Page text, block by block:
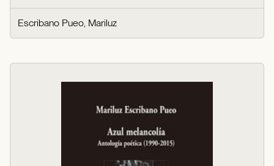
Escribano Pueo, Mariluz